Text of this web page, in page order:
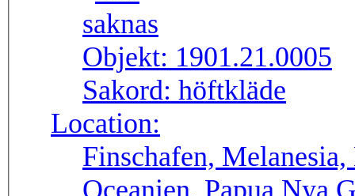
Objekt: 1901.21.0005
Sakord: höftkläde
Location:
Finschafen,